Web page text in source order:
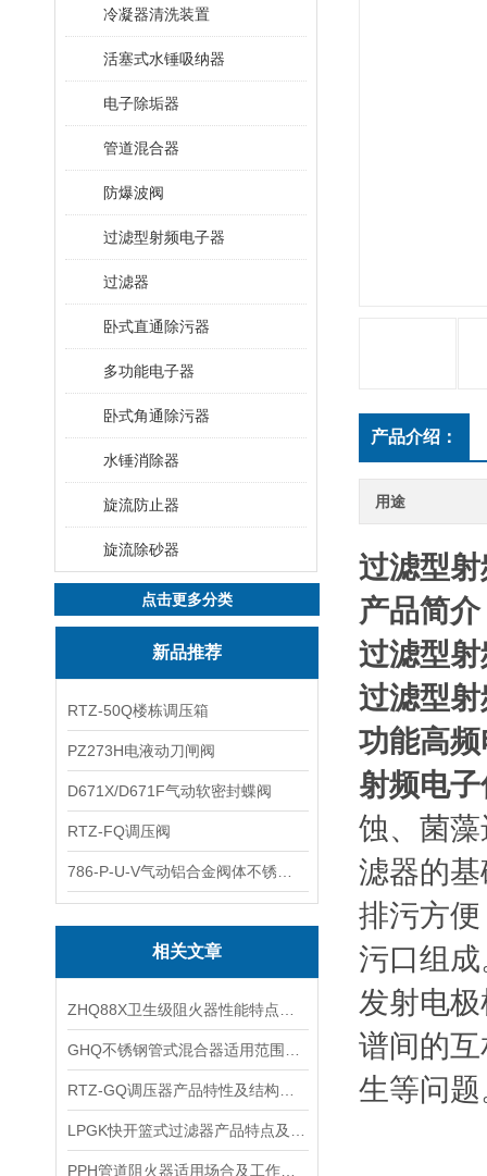
冷凝器清洗装置
活塞式水锤吸纳器
电子除垢器
管道混合器
防爆波阀
过滤型射频电子器
过滤器
卧式直通除污器
多功能电子器
卧式角通除污器
水锤消除器
旋流防止器
旋流除砂器
点击更多分类
新品推荐
RTZ-50Q楼栋调压箱
PZ273H电液动刀闸阀
D671X/D671F气动软密封蝶阀
RTZ-FQ调压阀
相关文章
产品介绍：
用途
过滤型
产品简
过滤型
过滤型
功能高
射频电
蚀、菌
滤器的
排污方
污口组
发射电
谱间的
生等问题